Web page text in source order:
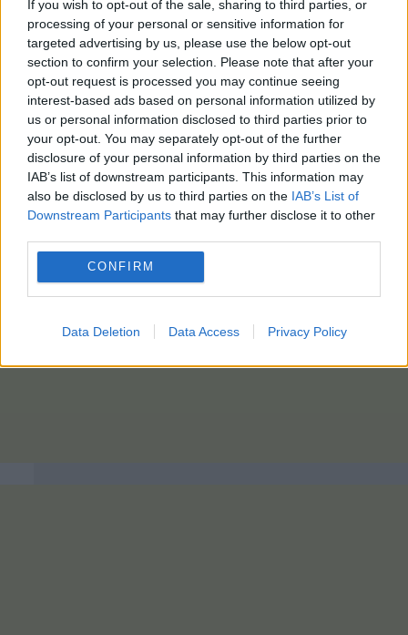
If you wish to opt-out of the sale, sharing to third parties, or
processing of your personal or sensitive information for
targeted advertising by us, please use the below opt-out
section to confirm your selection. Please note that after your
opt-out request is processed you may continue seeing
interest-based ads based on personal information utilized by
us or personal information disclosed to third parties prior to
your opt-out. You may separately opt-out of the further
disclosure of your personal information by third parties on the
IAB’s list of downstream participants. This information may
also be disclosed by us to third parties on the IAB’s List of
Downstream Participants that may further disclose it to other
CONFIRM
Data Deletion Data Access Privacy Policy
Με πληροφορίες από ΑΠΕ-ΜΠΕ / photo: pixabay